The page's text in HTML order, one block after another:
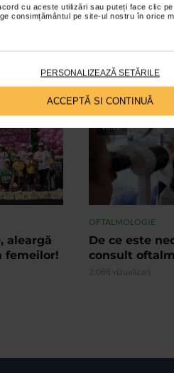
cu aceste utilizări sau puteți face clic
consimțământul pe site-ul nostru în orice
PERSONALIZEAZĂ SETĂRILE
ACCEPTĂ SI CONTINUĂ
care se tem pana si de
este o poveste despre o fetita
aleargă
femeilor!
VIDEO
OFTALMOLOGIE
De ce este
consult
2.088 vizualizari